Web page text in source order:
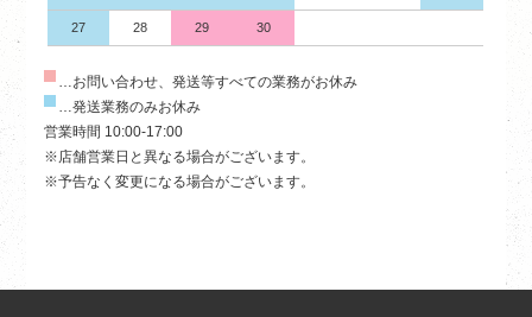
27 28 29 30
…お問い合わせ、発送等すべての業務がお休み
…発送業務のみお休み
営業時間 10:00-17:00
※店舗営業日と異なる場合がございます。
※予告なく変更になる場合がございます。